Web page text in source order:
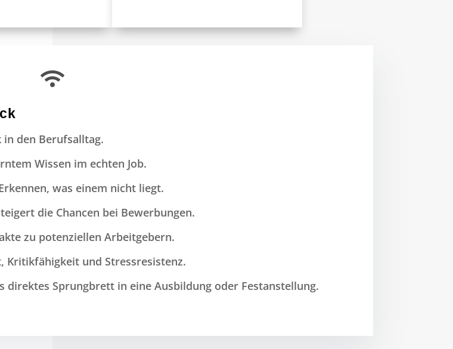

den Berufsalltag.
Wissen im echten Job.
was einem nicht liegt.
die Chancen bei Bewerbungen.
zu potenziellen Arbeitgebern.
Kritikfähigkeit und Stressresistenz.
Sprungbrett in eine Ausbildung oder Festanstellung.